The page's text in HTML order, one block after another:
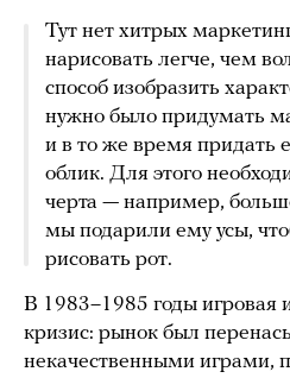
Тут нет хитрых
нарисовать легче, чем
способ изобразить
нужно было придумать
и в то же время придать
облик. Для этого
черта — например,
мы подарили ему усы,
рисовать рот.
В 1983–1985 годы игровая
кризис: рынок был
некачественными играми,